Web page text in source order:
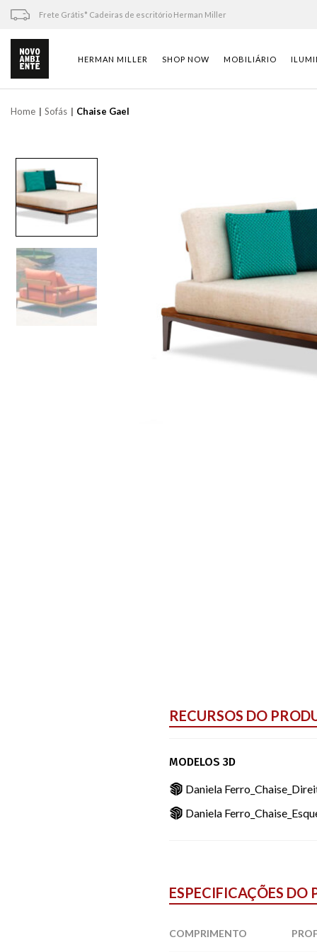
Skip
content
Frete Grátis* Cadeiras de escritório Herman Miller
HERMAN MILLER SHOP NOW MOBILIÁRIO
Home Sofás Chaise Gael
RECURSOS DO
MODELOS 3D
Daniela
Daniela
ESPECIFICAÇÕES DO
COMPRIMENTO